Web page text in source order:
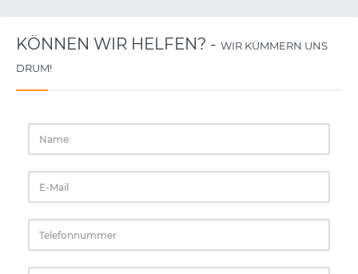
KÖNNEN WIR HELFEN? - WIR KÜMMERN UNS
DRUM!